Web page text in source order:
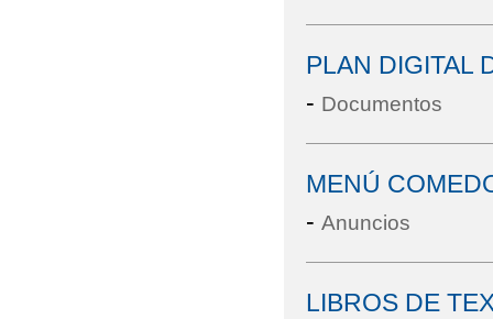
PLAN DIGITAL
- Documentos
MENÚ
- Anuncios
LIBROS DE